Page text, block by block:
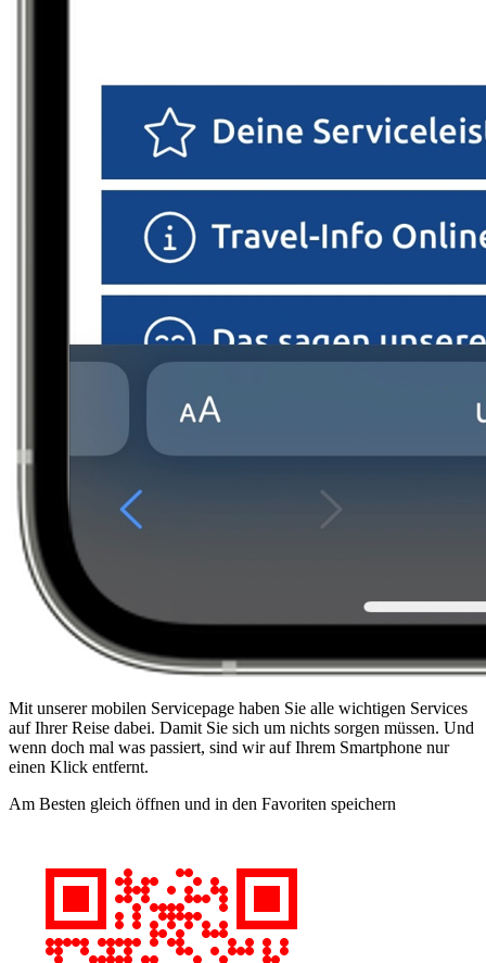
Mit unserer mobilen Servicepage haben Sie alle wichtigen Services
auf Ihrer Reise dabei. Damit Sie sich um nichts sorgen müssen. Und
wenn doch mal was passiert, sind wir auf Ihrem Smartphone nur
einen Klick entfernt.
Am Besten gleich öffnen und in den Favoriten speichern